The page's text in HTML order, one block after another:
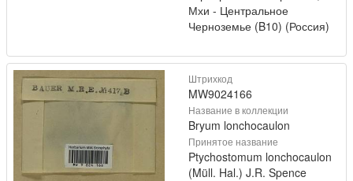
Мхи - Центральное
Черноземье (B10) (Россия)
Штрихкод
MW9024166
Название в коллекции
Bryum lonchocaulon
Принятое название
Ptychostomum lonchocaulon
(Müll. Hal.) J.R. Spence